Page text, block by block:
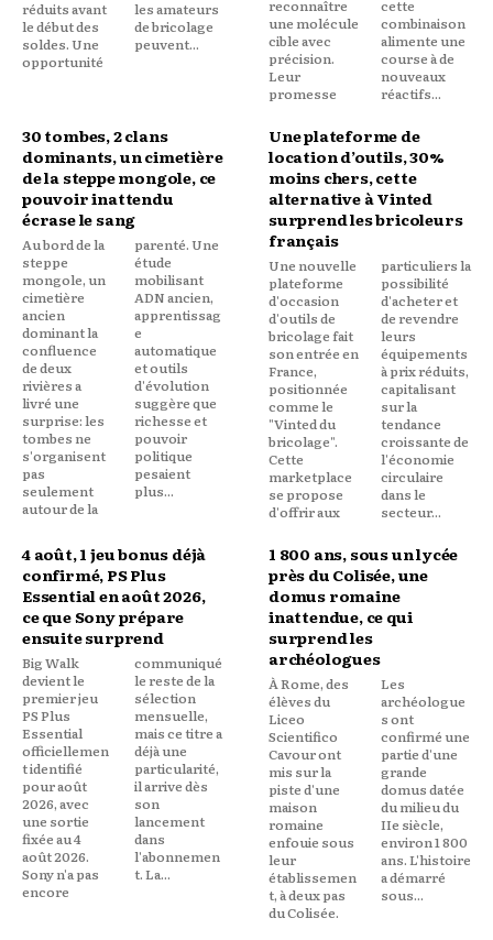
réduits avant
le début des
soldes. Une
opportunité
les amateurs
de bricolage
peuvent...
reconnaître
une molécule
cible avec
précision.
Leur
promesse
cette
combinaison
alimente une
course à de
nouveaux
réactifs...
30 tombes, 2 clans
dominants, un cimetière
de la steppe mongole, ce
pouvoir inattendu
écrase le sang
Au bord de la
steppe
mongole, un
cimetière
ancien
dominant la
confluence
de deux
rivières a
livré une
surprise: les
tombes ne
s'organisent
pas
seulement
autour de la
parenté. Une
étude
mobilisant
ADN ancien,
apprentissag
e
automatique
et outils
d'évolution
suggère que
richesse et
pouvoir
politique
pesaient
plus...
Une plateforme de
location d’outils, 30%
moins chers, cette
alternative à Vinted
surprend les bricoleurs
français
Une nouvelle
plateforme
d'occasion
d'outils de
bricolage fait
son entrée en
France,
positionnée
comme le
"Vinted du
bricolage".
Cette
marketplace
se propose
d'offrir aux
particuliers la
possibilité
d'acheter et
de revendre
leurs
équipements
à prix réduits,
capitalisant
sur la
tendance
croissante de
l'économie
circulaire
dans le
secteur...
4 août, 1 jeu bonus déjà
confirmé, PS Plus
Essential en août 2026,
ce que Sony prépare
ensuite surprend
Big Walk
devient le
premier jeu
PS Plus
Essential
officiellemen
t identifié
pour août
2026, avec
une sortie
fixée au 4
août 2026.
Sony n'a pas
encore
communiqué
le reste de la
sélection
mensuelle,
mais ce titre a
déjà une
particularité,
il arrive dès
son
lancement
dans
l'abonnemen
t. La...
1 800 ans, sous un lycée
près du Colisée, une
domus romaine
inattendue, ce qui
surprend les
archéologues
À Rome, des
élèves du
Liceo
Scientifico
Cavour ont
mis sur la
piste d'une
maison
romaine
enfouie sous
leur
établissemen
t, à deux pas
du Colisée.
Les
archéologue
s ont
confirmé une
partie d'une
grande
domus datée
du milieu du
IIe siècle,
environ 1 800
ans. L'histoire
a démarré
sous...